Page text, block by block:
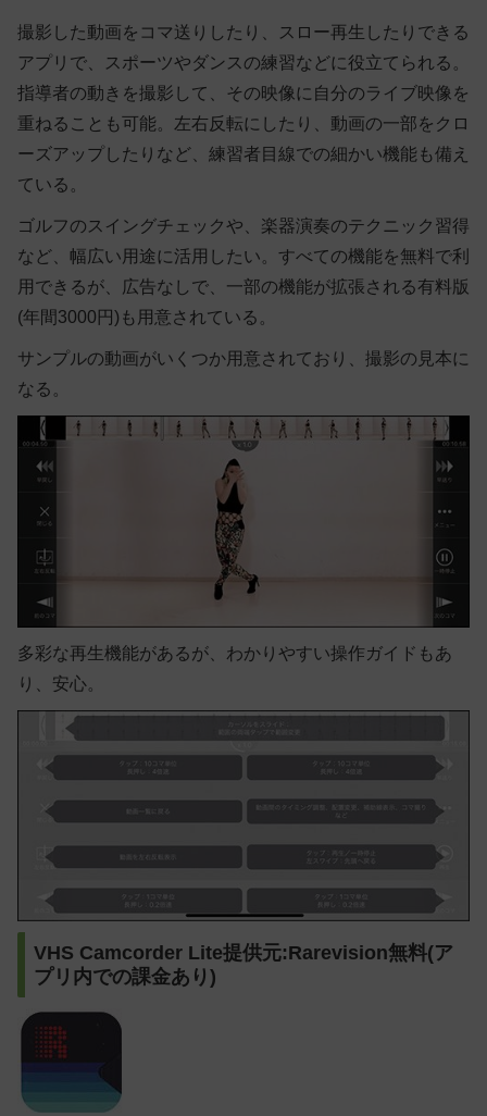
撮影した動画をコマ送りしたり、スロー再生したりできる
アプリで、スポーツやダンスの練習などに役立てられる。
指導者の動きを撮影して、その映像に自分のライブ映像を
重ねることも可能。左右反転にしたり、動画の一部をクロ
ーズアップしたりなど、練習者目線での細かい機能も備え
ている。
ゴルフのスイングチェックや、楽器演奏のテクニック習得
など、幅広い用途に活用したい。すべての機能を無料で利
用できるが、広告なしで、一部の機能が拡張される有料版
(年間3000円)も用意されている。
サンプルの動画がいくつか用意されており、撮影の見本に
なる。
多彩な再生機能があるが、わかりやすい操作ガイドもあ
り、安心。
VHS Camcorder Lite提供元:Rarevision無料(ア
プリ内での課金あり)